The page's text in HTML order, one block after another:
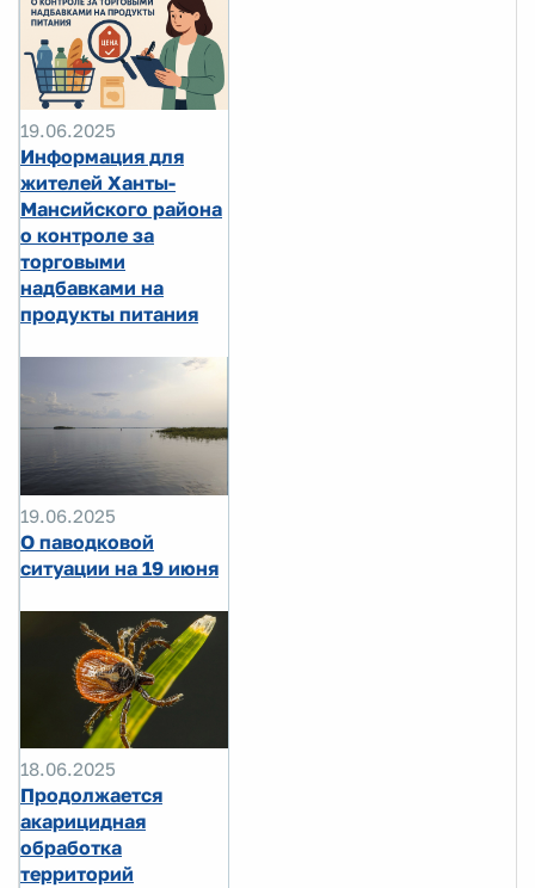
19.06.2025
Информация для
жителей Ханты-
Мансийского района
о контроле за
торговыми
надбавками на
продукты питания
19.06.2025
О паводковой
ситуации на 19 июня
18.06.2025
Продолжается
акарицидная
обработка
территорий